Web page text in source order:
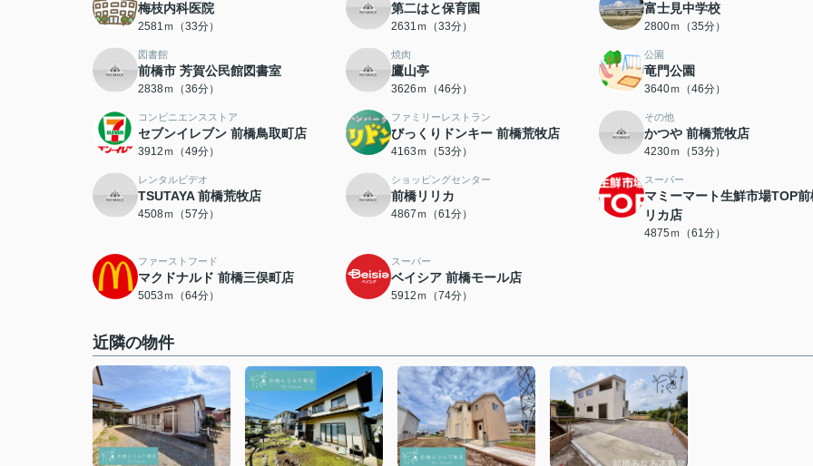
梅枝内科医院
2581ｍ（33分）
第二はと保育園
2631ｍ（33分）
富士見中学校
2800ｍ（35分）
図書館
前橋市 芳賀公民館図書室
2838ｍ（36分）
焼肉
鷹山亭
3626ｍ（46分）
公園
竜門公園
3640ｍ（46分）
コンビニエンスストア
セブンイレブン 前橋鳥取町店
3912ｍ（49分）
ファミリーレストラン
びっくりドンキー 前橋荒牧店
4163ｍ（53分）
その他
かつや 前橋荒牧店
4230ｍ（53分）
レンタルビデオ
TSUTAYA 前橋荒牧店
4508ｍ（57分）
ショッピングセンター
前橋リリカ
4867ｍ（61分）
スーパー
マミーマート生鮮市場TOP
リカ店
4875ｍ（61分）
ファーストフード
マクドナルド 前橋三俣町店
5053ｍ（64分）
スーパー
ベイシア 前橋モール店
5912ｍ（74分）
近隣の物件